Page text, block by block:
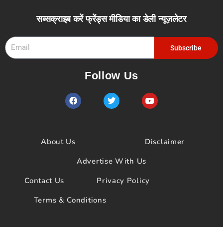
सब्सक्राइब करें फ्रेंड्स मीडिया का डेली न्यूज़लेटर
Subscribe
Follow Us
F
a
o
T
w
Y
o
b
e
About Us
Disclaimer
Advertise With Us
Contact Us
Privacy Policy
Terms & Conditions